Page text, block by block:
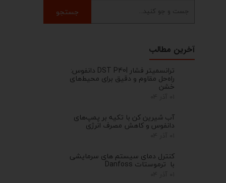
آخرین مطالب
ترانسمیتر فشار DST P40I دانفوس:
راه‌حل مقاوم و دقیق برای محیط‌های
خشن
آب شیرین کن با تکیه بر پمپ‌های
دانفوس و کاهش مصرف انرژی
کنترل‌ دمای سیستم های سرمایشی
با ترموستات Danfoss
جستجو